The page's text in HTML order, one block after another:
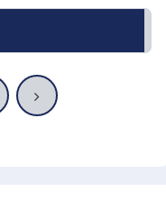
次